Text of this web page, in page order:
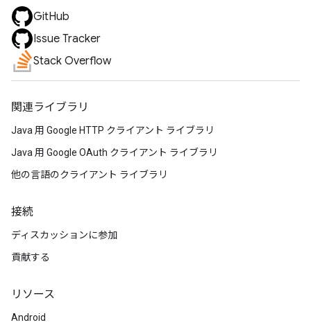
GitHub
Issue Tracker
Stack Overflow
関連ライブラリ
Java 用 Google HTTP クライアント ライブラリ
Java 用 Google OAuth クライアント ライブラリ
他の言語のクライアント ライブラリ
接続
ディスカッションに参加
貢献する
リソース
Android